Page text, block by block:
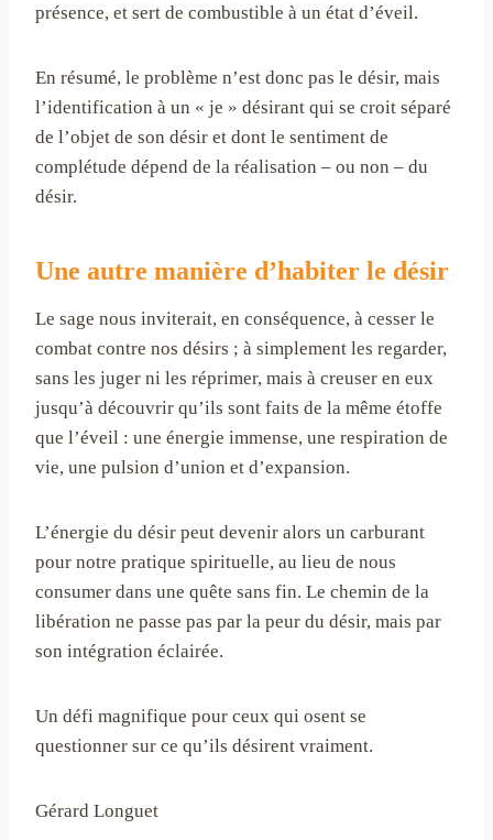
présence, et sert de combustible à un état d’éveil.
En résumé, le problème n’est donc pas le désir, mais
l’identification à un « je » désirant qui se croit séparé
de l’objet de son désir et dont le sentiment de
complétude dépend de la réalisation – ou non – du
désir.
Une autre manière d’habiter le désir
Le sage nous inviterait, en conséquence, à cesser le
combat contre nos désirs ; à simplement les regarder,
sans les juger ni les réprimer, mais à creuser en eux
jusqu’à découvrir qu’ils sont faits de la même étoffe
que l’éveil : une énergie immense, une respiration de
vie, une pulsion d’union et d’expansion.
L’énergie du désir peut devenir alors un carburant
pour notre pratique spirituelle, au lieu de nous
consumer dans une quête sans fin. Le chemin de la
libération ne passe pas par la peur du désir, mais par
son intégration éclairée.
Un défi magnifique pour ceux qui osent se
questionner sur ce qu’ils désirent vraiment.
Gérard Longuet